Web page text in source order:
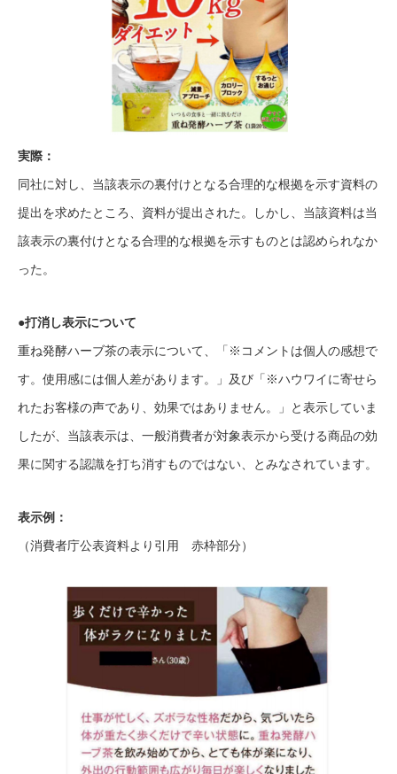
実際：
同社に対し、当該表示の裏付けとなる合理的な根拠を示す資料の
提出を求めたところ、資料が提出された。しかし、当該資料は当
該表示の裏付けとなる合理的な根拠を示すものとは認められなか
った。
●打消し表示について
重ね発酵ハーブ茶の表示について、「※コメントは個人の感想で
す。使用感には個人差があります。」及び「※ハウワイに寄せら
れたお客様の声であり、効果ではありません。」と表示していま
したが、当該表示は、一般消費者が対象表示から受ける商品の効
果に関する認識を打ち消すものではない、とみなされています。
表示例：
（消費者庁公表資料より引用 赤枠部分）